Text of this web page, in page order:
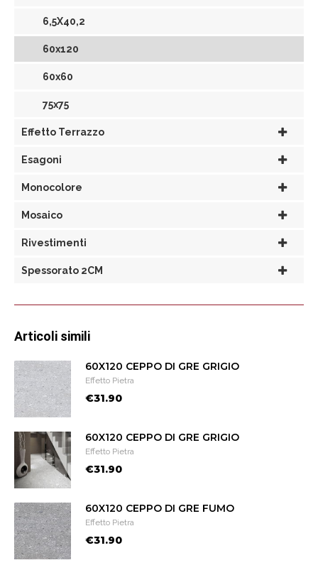
6,5X40,2
60x120
60x60
75x75
Effetto Terrazzo
Esagoni
Monocolore
Mosaico
Rivestimenti
Spessorato 2CM
Articoli simili
60X120 CEPPO DI GRE GRIGIO
Effetto Pietra
€31.90
60X120 CEPPO DI GRE GRIGIO
Effetto Pietra
€31.90
60X120 CEPPO DI GRE FUMO
Effetto Pietra
€31.90